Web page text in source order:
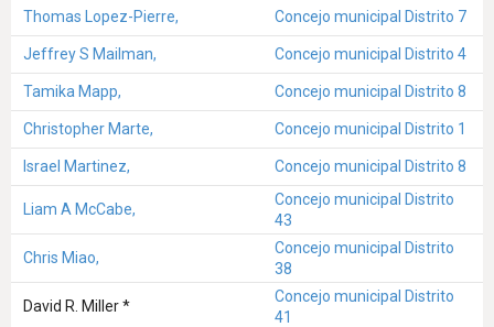
Thomas Lopez-Pierre,
Concejo municipal Distrito 7
Jeffrey S Mailman, Concejo municipal Distrito 4
Tamika Mapp, Concejo municipal Distrito 8
Christopher Marte, Concejo municipal Distrito 1
Israel Martinez, Concejo municipal Distrito 8
Liam A McCabe,
Concejo municipal Distrito
43
Chris Miao,
Concejo municipal Distrito
38
David R. Miller *
Concejo municipal Distrito
41